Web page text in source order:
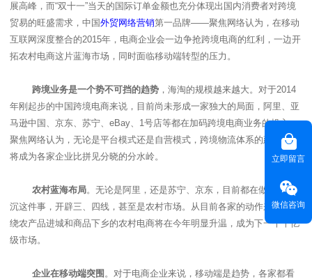
展高峰，而“双十一”当天的国际订单金额也充分体现出国内消费者对跨境
贸易的旺盛需求，中国外贸网络营销第一品牌——聚焦网络认为，在移动
互联网深度整合的2015年，电商企业会一边争抢跨境电商的红利，一边开
拓农村电商这片蓝海市场，同时面临移动端转型的压力。
跨境业务是一个势不可挡的趋势，海淘的规模越来越大。对于2014
年刚起步的中国跨境电商来说，目前尚未形成一家独大的局面，阿里、 亚
马逊中国 、京东、苏宁、eBay、 1号店等都在加码跨境电商业务的投入。
聚焦网络认为，无论是平台模式还是自营模式，跨境物流体系的建设，或
将成为各家企业比拼见分晓的分水岭。
农村蓝海布局。无论是阿里，还是苏宁、京东，目前都在做渠道下
沉这件事，开辟三、四线，甚至是农村市场。从目前各家的动作来看，围
绕农产品进城和商品下乡的农村电商将在今年明显升温，成为下一个千亿
级市场。
企业在移动端突围 。对于电商企业来说，移动端是趋势，各家都看
立即留言
微信咨询